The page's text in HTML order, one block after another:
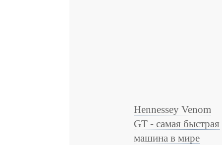
Hennessey Venom
GТ - самая быстрая
машина в мире